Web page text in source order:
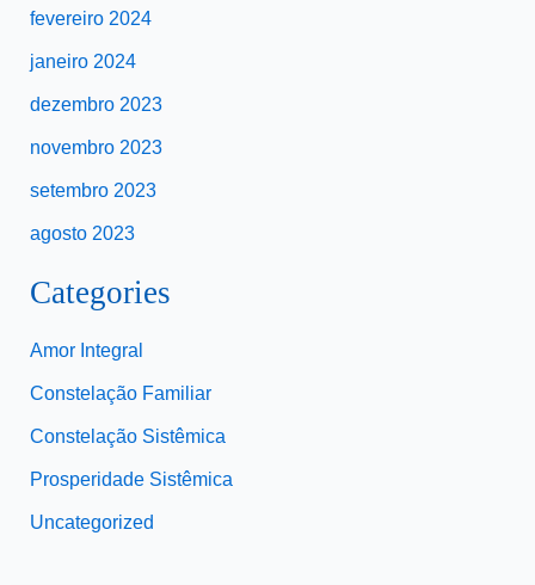
fevereiro 2024
janeiro 2024
dezembro 2023
novembro 2023
setembro 2023
agosto 2023
Categories
Amor Integral
Constelação Familiar
Constelação Sistêmica
Prosperidade Sistêmica
Uncategorized